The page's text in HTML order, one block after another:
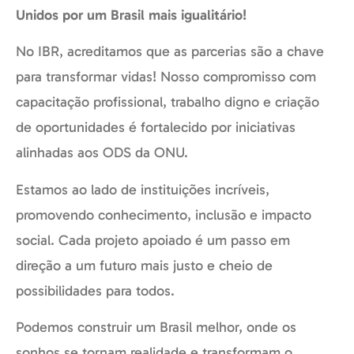
Unidos por um Brasil mais igualitário!
No IBR, acreditamos que as parcerias são a chave
para transformar vidas! Nosso compromisso com
capacitação profissional, trabalho digno e criação
de oportunidades é fortalecido por iniciativas
alinhadas aos ODS da ONU.
Estamos ao lado de instituições incríveis,
promovendo conhecimento, inclusão e impacto
social. Cada projeto apoiado é um passo em
direção a um futuro mais justo e cheio de
possibilidades para todos.
Podemos construir um Brasil melhor, onde os